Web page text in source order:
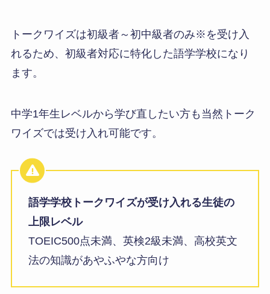
トークワイズは初級者～初中級者のみ※を受け入
れるため、初級者対応に特化した語学学校になり
ます。
中学1年生レベルから学び直したい方も当然トーク
ワイズでは受け入れ可能です。
語学学校トークワイズが受け入れる生徒の
上限レベル
TOEIC500点未満、英検2級未満、高校英文
法の知識があやふやな方向け